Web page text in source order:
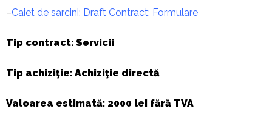
–Caiet de sarcini; Draft Contract; Formulare
Tip contract: Servicii
Tip achiziţie: Achiziţie directă
Valoarea estimată: 2000 lei fără TVA